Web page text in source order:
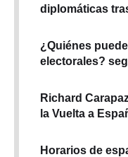
diplomáticas
¿Quiénes
electorales?
Richard
la Vuelta a
Horarios de